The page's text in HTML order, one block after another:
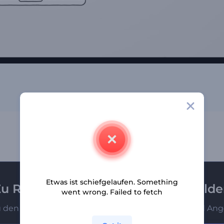
Renderforest-Newsletter
den Ersten, die unsere neuesten Nachrichten und
Etwas ist schiefgelaufen. Something
went wrong. Failed to fetch